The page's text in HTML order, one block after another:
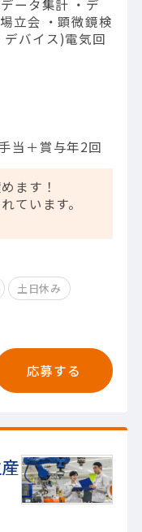
ータ集計 ・デ
立会 ・顕微鏡検
バイス)電気回
当＋賞与年2回
ます！
ています。
土日休み
応募する